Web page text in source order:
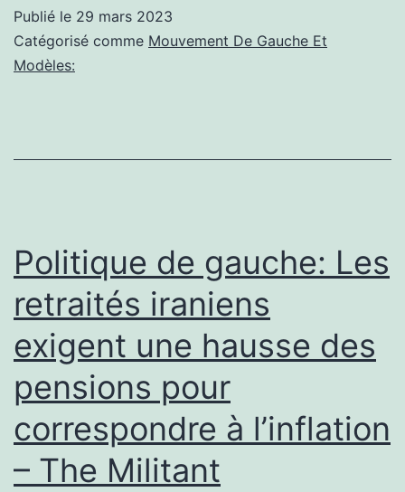
Des
Publié le 29 mars 2023
Catégorisé comme Mouvement De Gauche Et
Modèles:
Politique de gauche: Les
retraités iraniens
exigent une hausse des
pensions pour
correspondre à l’inflation
– The Militant